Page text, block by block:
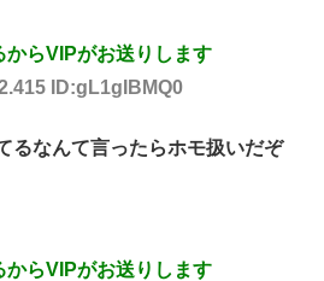
からVIPがお送りします
ID:gL1gIBMQ0
るなんて言ったらホモ扱いだぞ
からVIPがお送りします